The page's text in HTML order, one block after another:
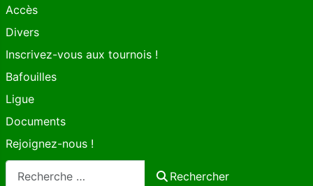
Accès
Divers
Inscrivez-vous aux tournois !
Bafouilles
Ligue
Documents
Rejoignez-nous !
Rechercher